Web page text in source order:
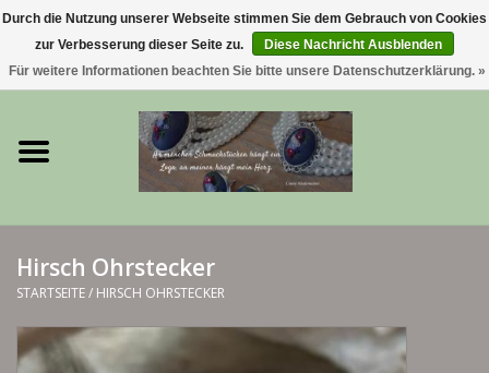
0 Artikel - €0,00
Trachtenschmuck & Ketten
exklusive Kropfketten
925 Silberschmuck
BERGliebe-Kollektion
Hirsch Ohrstecker
STARTSEITE/ HIRSCH OHRSTECKER
Durch die Nutzung unserer Webseite stimmen Sie dem Gebrauch von Cookies
zur Verbesserung dieser Seite zu.
Diese Nachricht Ausblenden
Für weitere Informationen beachten Sie bitte unsere Datenschutzerklärung. »